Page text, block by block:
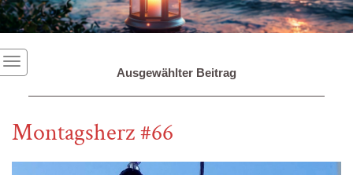
Ausgewählter Beitrag
Montagsherz #66